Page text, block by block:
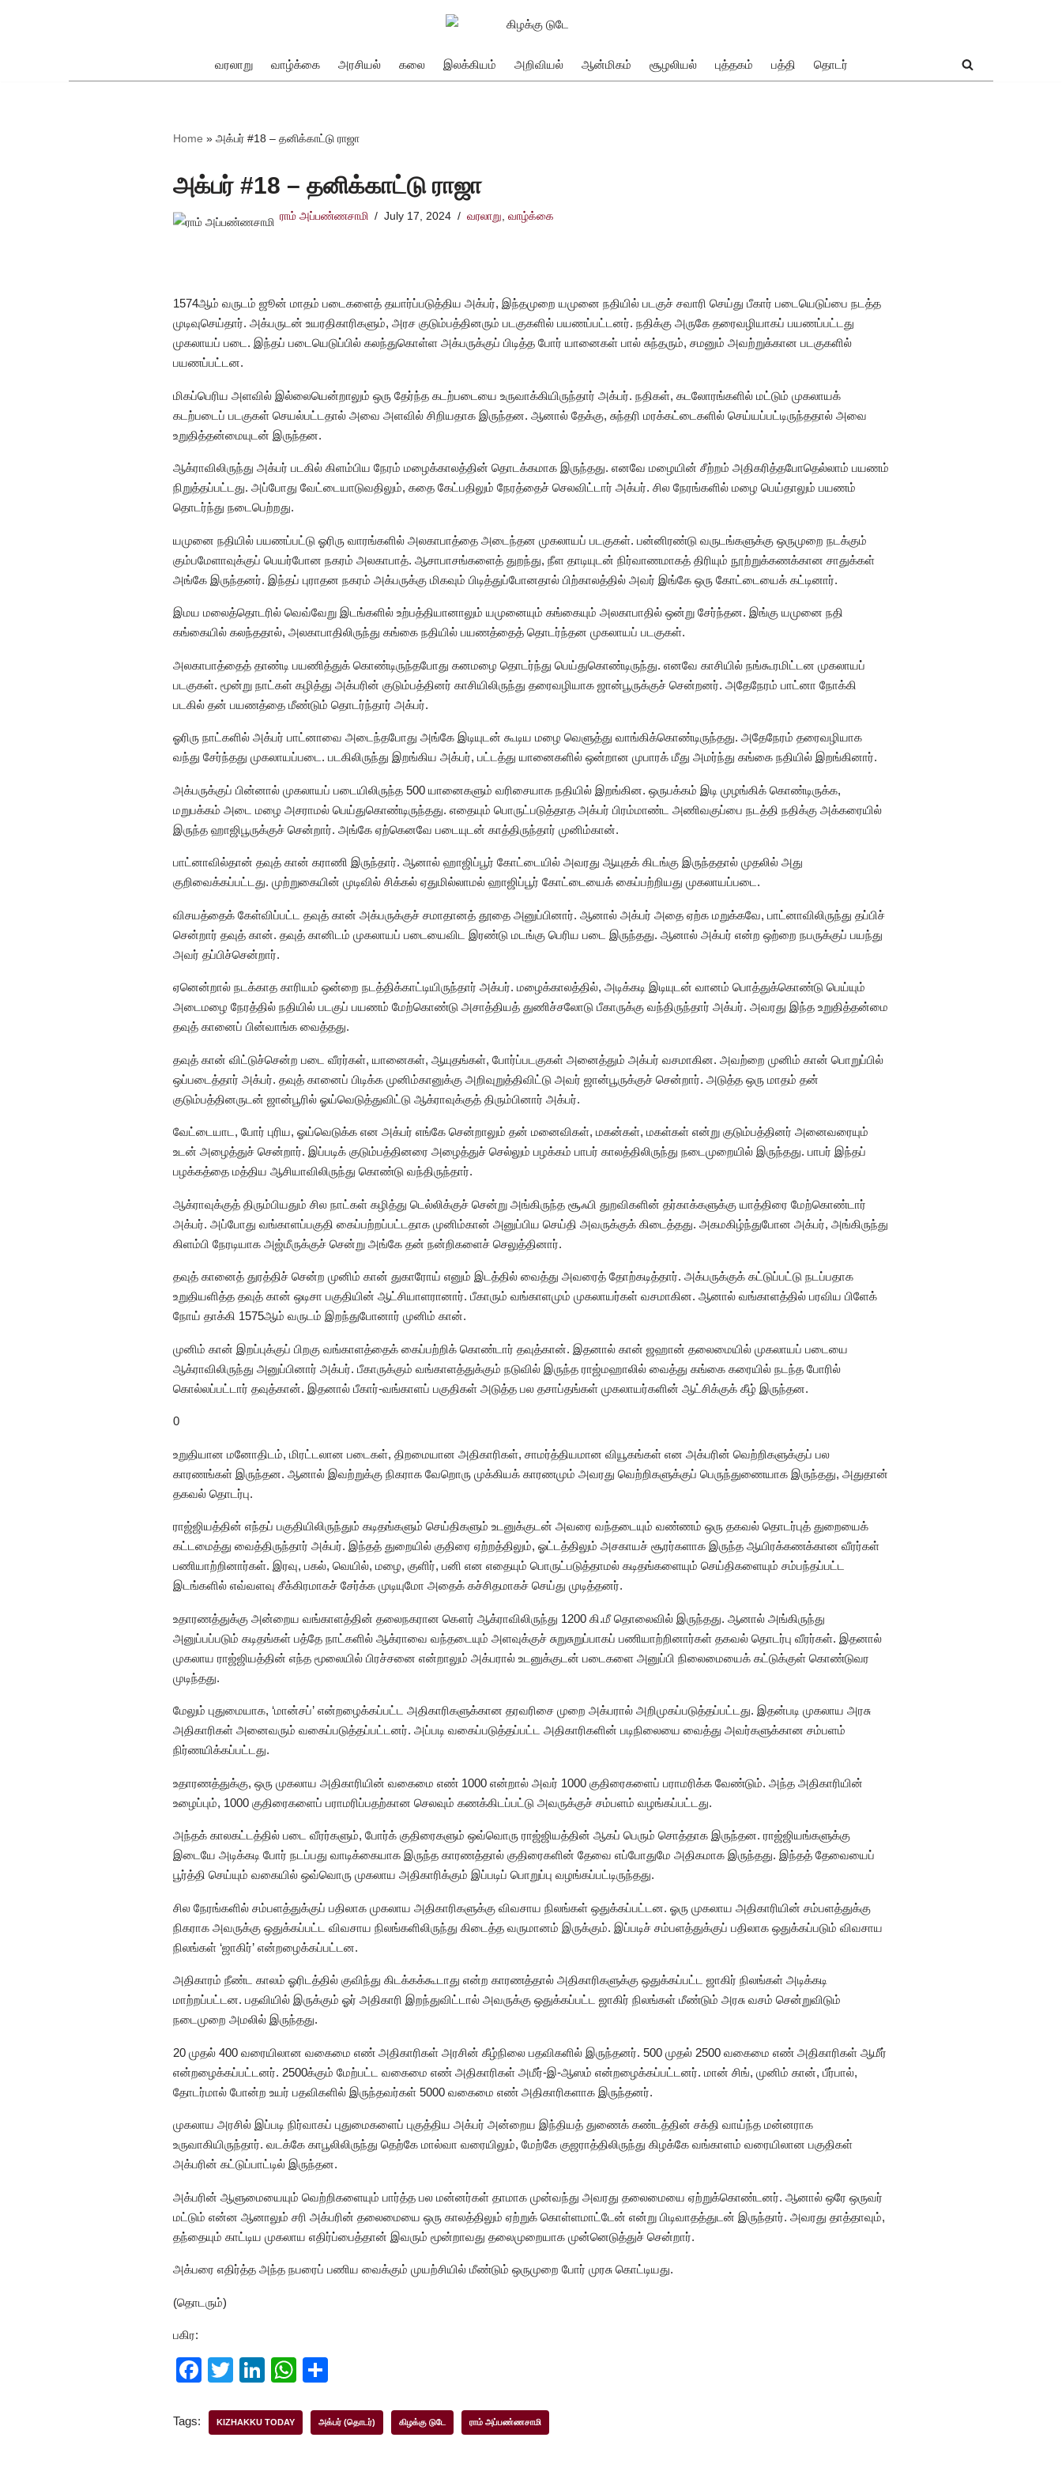
வரலாறு வாழ்க்கை அரசியல் கலை இலக்கியம் அறிவியல் ஆன்மிகம் சூழலியல் புத்தகம் பத்தி தொடர்
Home » அக்பர் #18 – தனிக்காட்டு ராஜா
அக்பர் #18 – தனிக்காட்டு ராஜா
ராம் அப்பண்ணசாமி July 17, 2024 வரலாறு, வாழ்க்கை
1574ஆம் வருடம் ஜூன் மாதம் படைகளைத் தயார்ப்படுத்திய அக்பர், இந்தமுறை யமுனை நதியில் படகுச் சவாரி செய்து பீகார் படையெடுப்பை நடத்த
முடிவுசெய்தார். அக்பருடன் உயரதிகாரிகளும், அரச குடும்பத்தினரும் படகுகளில் பயணப்பட்டனர். நதிக்கு அருகே தரைவழியாகப் பயணப்பட்டது
முகலாயப் படை. இந்தப் படையெடுப்பில் கலந்துகொள்ள அக்பருக்குப் பிடித்த போர் யானைகள் பால் சுந்தரும், சமனும் அவற்றுக்கான படகுகளில்
பயணப்பட்டன.
மிகப்பெரிய அளவில் இல்லையென்றாலும் ஒரு தேர்ந்த கடற்படையை உருவாக்கியிருந்தார் அக்பர். நதிகள், கடலோரங்களில் மட்டும் முகலாயக்
கடற்படைப் படகுகள் செயல்பட்டதால் அவை அளவில் சிறியதாக இருந்தன. ஆனால் தேக்கு, சுந்தரி மரக்கட்டைகளில் செய்யப்பட்டிருந்ததால் அவை
உறுதித்தன்மையுடன் இருந்தன.
ஆக்ராவிலிருந்து அக்பர் படகில் கிளம்பிய நேரம் மழைக்காலத்தின் தொடக்கமாக இருந்தது. எனவே மழையின் சீற்றம் அதிகரித்தபோதெல்லாம் பயணம்
நிறுத்தப்பட்டது. அப்போது வேட்டையாடுவதிலும், கதை கேட்பதிலும் நேரத்தைச் செலவிட்டார் அக்பர். சில நேரங்களில் மழை பெய்தாலும் பயணம்
தொடர்ந்து நடைபெற்றது.
யமுனை நதியில் பயணப்பட்டு ஓரிரு வாரங்களில் அலகாபாத்தை அடைந்தன முகலாயப் படகுகள். பன்னிரண்டு வருடங்களுக்கு ஒருமுறை நடக்கும்
கும்பமேளாவுக்குப் பெயர்போன நகரம் அலகாபாத். ஆசாபாசங்களைத் துறந்து, நீள தாடியுடன் நிர்வாணமாகத் திரியும் நூற்றுக்கணக்கான சாதுக்கள்
அங்கே இருந்தனர். இந்தப் புராதன நகரம் அக்பருக்கு மிகவும் பிடித்துப்போனதால் பிற்காலத்தில் அவர் இங்கே ஒரு கோட்டையைக் கட்டினார்.
இமய மலைத்தொடரில் வெவ்வேறு இடங்களில் உற்பத்தியானாலும் யமுனையும் கங்கையும் அலகாபாதில் ஒன்று சேர்ந்தன. இங்கு யமுனை நதி
கங்கையில் கலந்ததால், அலகாபாதிலிருந்து கங்கை நதியில் பயணத்தைத் தொடர்ந்தன முகலாயப் படகுகள்.
அலகாபாத்தைத் தாண்டி பயணித்துக் கொண்டிருந்தபோது கனமழை தொடர்ந்து பெய்துகொண்டிருந்து. எனவே காசியில் நங்கூரமிட்டன முகலாயப்
படகுகள். மூன்று நாட்கள் கழித்து அக்பரின் குடும்பத்தினர் காசியிலிருந்து தரைவழியாக ஜான்பூருக்குச் சென்றனர். அதேநேரம் பாட்னா நோக்கி
படகில் தன் பயணத்தை மீண்டும் தொடர்ந்தார் அக்பர்.
ஓரிரு நாட்களில் அக்பர் பாட்னாவை அடைந்தபோது அங்கே இடியுடன் கூடிய மழை வெளுத்து வாங்கிக்கொண்டிருந்தது. அதேநேரம் தரைவழியாக
வந்து சேர்ந்தது முகலாயப்படை. படகிலிருந்து இறங்கிய அக்பர், பட்டத்து யானைகளில் ஒன்றான முபாரக் மீது அமர்ந்து கங்கை நதியில் இறங்கினார்.
அக்பருக்குப் பின்னால் முகலாயப் படையிலிருந்த 500 யானைகளும் வரிசையாக நதியில் இறங்கின. ஒருபக்கம் இடி முழங்கிக் கொண்டிருக்க,
மறுபக்கம் அடை மழை அசராமல் பெய்துகொண்டிருந்தது. எதையும் பொருட்படுத்தாத அக்பர் பிரம்மாண்ட அணிவகுப்பை நடத்தி நதிக்கு அக்கரையில்
இருந்த ஹாஜிபூருக்குச் சென்றார். அங்கே ஏற்கெனவே படையுடன் காத்திருந்தார் முனிம்கான்.
பாட்னாவில்தான் தவுத் கான் கராணி இருந்தார். ஆனால் ஹாஜிப்பூர் கோட்டையில் அவரது ஆயுதக் கிடங்கு இருந்ததால் முதலில் அது
குறிவைக்கப்பட்டது. முற்றுகையின் முடிவில் சிக்கல் ஏதுமில்லாமல் ஹாஜிப்பூர் கோட்டையைக் கைப்பற்றியது முகலாயப்படை.
விசயத்தைக் கேள்விப்பட்ட தவுத் கான் அக்பருக்குச் சமாதானத் தூதை அனுப்பினார். ஆனால் அக்பர் அதை ஏற்க மறுக்கவே, பாட்னாவிலிருந்து தப்பிச்
சென்றார் தவுத் கான். தவுத் கானிடம் முகலாயப் படையைவிட இரண்டு மடங்கு பெரிய படை இருந்தது. ஆனால் அக்பர் என்ற ஒற்றை நபருக்குப் பயந்து
அவர் தப்பிச்சென்றார்.
ஏனென்றால் நடக்காத காரியம் ஒன்றை நடத்திக்காட்டியிருந்தார் அக்பர். மழைக்காலத்தில், அடிக்கடி இடியுடன் வானம் பொத்துக்கொண்டு பெய்யும்
அடைமழை நேரத்தில் நதியில் படகுப் பயணம் மேற்கொண்டு அசாத்தியத் துணிச்சலோடு பீகாருக்கு வந்திருந்தார் அக்பர். அவரது இந்த உறுதித்தன்மை
தவுத் கானைப் பின்வாங்க வைத்தது.
தவுத் கான் விட்டுச்சென்ற படை வீரர்கள், யானைகள், ஆயுதங்கள், போர்ப்படகுகள் அனைத்தும் அக்பர் வசமாகின. அவற்றை முனிம் கான் பொறுப்பில்
ஒப்படைத்தார் அக்பர். தவுத் கானைப் பிடிக்க முனிம்கானுக்கு அறிவுறுத்திவிட்டு அவர் ஜான்பூருக்குச் சென்றார். அடுத்த ஒரு மாதம் தன்
குடும்பத்தினருடன் ஜான்பூரில் ஓய்வெடுத்துவிட்டு ஆக்ராவுக்குத் திரும்பினார் அக்பர்.
வேட்டையாட, போர் புரிய, ஓய்வெடுக்க என அக்பர் எங்கே சென்றாலும் தன் மனைவிகள், மகன்கள், மகள்கள் என்று குடும்பத்தினர் அனைவரையும்
உடன் அழைத்துச் சென்றார். இப்படிக் குடும்பத்தினரை அழைத்துச் செல்லும் பழக்கம் பாபர் காலத்திலிருந்து நடைமுறையில் இருந்தது. பாபர் இந்தப்
பழக்கத்தை மத்திய ஆசியாவிலிருந்து கொண்டு வந்திருந்தார்.
ஆக்ராவுக்குத் திரும்பியதும் சில நாட்கள் கழித்து டெல்லிக்குச் சென்று அங்கிருந்த சூஃபி துறவிகளின் தர்காக்களுக்கு யாத்திரை மேற்கொண்டார்
அக்பர். அப்போது வங்காளப்பகுதி கைப்பற்றப்பட்டதாக முனிம்கான் அனுப்பிய செய்தி அவருக்குக் கிடைத்தது. அகமகிழ்ந்துபோன அக்பர், அங்கிருந்து
கிளம்பி நேரடியாக அஜ்மீருக்குச் சென்று அங்கே தன் நன்றிகளைச் செலுத்தினார்.
தவுத் கானைத் துரத்திச் சென்ற முனிம் கான் துகாரோய் எனும் இடத்தில் வைத்து அவரைத் தோற்கடித்தார். அக்பருக்குக் கட்டுப்பட்டு நடப்பதாக
உறுதியளித்த தவுத் கான் ஒடிசா பகுதியின் ஆட்சியாளரானார். பீகாரும் வங்காளமும் முகலாயர்கள் வசமாகின. ஆனால் வங்காளத்தில் பரவிய பிளேக்
நோய் தாக்கி 1575ஆம் வருடம் இறந்துபோனார் முனிம் கான்.
முனிம் கான் இறப்புக்குப் பிறகு வங்காளத்தைக் கைப்பற்றிக் கொண்டார் தவுத்கான். இதனால் கான் ஜஹான் தலைமையில் முகலாயப் படையை
ஆக்ராவிலிருந்து அனுப்பினார் அக்பர். பீகாருக்கும் வங்காளத்துக்கும் நடுவில் இருந்த ராஜ்மஹாலில் வைத்து கங்கை கரையில் நடந்த போரில்
கொல்லப்பட்டார் தவுத்கான். இதனால் பீகார்-வங்காளப் பகுதிகள் அடுத்த பல தசாப்தங்கள் முகலாயர்களின் ஆட்சிக்குக் கீழ் இருந்தன.
0
உறுதியான மனோதிடம், மிரட்டலான படைகள், திறமையான அதிகாரிகள், சாமர்த்தியமான வியூகங்கள் என அக்பரின் வெற்றிகளுக்குப் பல
காரணங்கள் இருந்தன. ஆனால் இவற்றுக்கு நிகராக வேறொரு முக்கியக் காரணமும் அவரது வெற்றிகளுக்குப் பெருந்துணையாக இருந்தது, அதுதான்
தகவல் தொடர்பு.
ராஜ்ஜியத்தின் எந்தப் பகுதியிலிருந்தும் கடிதங்களும் செய்திகளும் உடனுக்குடன் அவரை வந்தடையும் வண்ணம் ஒரு தகவல் தொடர்புத் துறையைக்
கட்டமைத்து வைத்திருந்தார் அக்பர். இந்தத் துறையில் குதிரை ஏற்றத்திலும், ஓட்டத்திலும் அசகாயச் சூரர்களாக இருந்த ஆயிரக்கணக்கான வீரர்கள்
பணியாற்றினார்கள். இரவு, பகல், வெயில், மழை, குளிர், பனி என எதையும் பொருட்படுத்தாமல் கடிதங்களையும் செய்திகளையும் சம்பந்தப்பட்ட
இடங்களில் எவ்வளவு சீக்கிரமாகச் சேர்க்க முடியுமோ அதைக் கச்சிதமாகச் செய்து முடித்தனர்.
உதாரணத்துக்கு அன்றைய வங்காளத்தின் தலைநகரான கௌர் ஆக்ராவிலிருந்து 1200 கி.மீ தொலைவில் இருந்தது. ஆனால் அங்கிருந்து
அனுப்பப்படும் கடிதங்கள் பத்தே நாட்களில் ஆக்ராவை வந்தடையும் அளவுக்குச் சுறுசுறுப்பாகப் பணியாற்றினார்கள் தகவல் தொடர்பு வீரர்கள். இதனால்
முகலாய ராஜ்ஜியத்தின் எந்த மூலையில் பிரச்சனை என்றாலும் அக்பரால் உடனுக்குடன் படைகளை அனுப்பி நிலைமையைக் கட்டுக்குள் கொண்டுவர
முடிந்தது.
மேலும் புதுமையாக, ‘மான்சப்’ என்றழைக்கப்பட்ட அதிகாரிகளுக்கான தரவரிசை முறை அக்பரால் அறிமுகப்படுத்தப்பட்டது. இதன்படி முகலாய அரசு
அதிகாரிகள் அனைவரும் வகைப்படுத்தப்பட்டனர். அப்படி வகைப்படுத்தப்பட்ட அதிகாரிகளின் படிநிலையை வைத்து அவர்களுக்கான சம்பளம்
நிர்ணயிக்கப்பட்டது.
உதாரணத்துக்கு, ஒரு முகலாய அதிகாரியின் வகைமை எண் 1000 என்றால் அவர் 1000 குதிரைகளைப் பராமரிக்க வேண்டும். அந்த அதிகாரியின்
உழைப்பும், 1000 குதிரைகளைப் பராமரிப்பதற்கான செலவும் கணக்கிடப்பட்டு அவருக்குச் சம்பளம் வழங்கப்பட்டது.
அந்தக் காலகட்டத்தில் படை வீரர்களும், போர்க் குதிரைகளும் ஒவ்வொரு ராஜ்ஜியத்தின் ஆகப் பெரும் சொத்தாக இருந்தன. ராஜ்ஜியங்களுக்கு
இடையே அடிக்கடி போர் நடப்பது வாடிக்கையாக இருந்த காரணத்தால் குதிரைகளின் தேவை எப்போதுமே அதிகமாக இருந்தது. இந்தத் தேவையைப்
பூர்த்தி செய்யும் வகையில் ஒவ்வொரு முகலாய அதிகாரிக்கும் இப்படிப் பொறுப்பு வழங்கப்பட்டிருந்தது.
சில நேரங்களில் சம்பளத்துக்குப் பதிலாக முகலாய அதிகாரிகளுக்கு விவசாய நிலங்கள் ஒதுக்கப்பட்டன. ஓரு முகலாய அதிகாரியின் சம்பளத்துக்கு
நிகராக அவருக்கு ஒதுக்கப்பட்ட விவசாய நிலங்களிலிருந்து கிடைத்த வருமானம் இருக்கும். இப்படிச் சம்பளத்துக்குப் பதிலாக ஒதுக்கப்படும் விவசாய
நிலங்கள் ‘ஜாகிர்’ என்றழைக்கப்பட்டன.
அதிகாரம் நீண்ட காலம் ஓரிடத்தில் குவிந்து கிடக்கக்கூடாது என்ற காரணத்தால் அதிகாரிகளுக்கு ஒதுக்கப்பட்ட ஜாகிர் நிலங்கள் அடிக்கடி
மாற்றப்பட்டன. பதவியில் இருக்கும் ஓர் அதிகாரி இறந்துவிட்டால் அவருக்கு ஒதுக்கப்பட்ட ஜாகிர் நிலங்கள் மீண்டும் அரசு வசம் சென்றுவிடும்
நடைமுறை அமலில் இருந்தது.
20 முதல் 400 வரையிலான வகைமை எண் அதிகாரிகள் அரசின் கீழ்நிலை பதவிகளில் இருந்தனர். 500 முதல் 2500 வகைமை எண் அதிகாரிகள் ஆமீர்
என்றழைக்கப்பட்டனர். 2500க்கும் மேற்பட்ட வகைமை எண் அதிகாரிகள் அமீர்-இ-ஆஸம் என்றழைக்கப்பட்டனர். மான் சிங், முனிம் கான், பீர்பால்,
தோடர்மால் போன்ற உயர் பதவிகளில் இருந்தவர்கள் 5000 வகைமை எண் அதிகாரிகளாக இருந்தனர்.
முகலாய அரசில் இப்படி நிர்வாகப் புதுமைகளைப் புகுத்திய அக்பர் அன்றைய இந்தியத் துணைக் கண்டத்தின் சக்தி வாய்ந்த மன்னராக
உருவாகியிருந்தார். வடக்கே காபூலிலிருந்து தெற்கே மால்வா வரையிலும், மேற்கே குஜராத்திலிருந்து கிழக்கே வங்காளம் வரையிலான பகுதிகள்
அக்பரின் கட்டுப்பாட்டில் இருந்தன.
அக்பரின் ஆளுமையையும் வெற்றிகளையும் பார்த்த பல மன்னர்கள் தாமாக முன்வந்து அவரது தலைமையை ஏற்றுக்கொண்டனர். ஆனால் ஒரே ஒருவர்
மட்டும் என்ன ஆனாலும் சரி அக்பரின் தலைமையை ஒரு காலத்திலும் ஏற்றுக் கொள்ளமாட்டேன் என்று பிடிவாதத்துடன் இருந்தார். அவரது தாத்தாவும்,
தந்தையும் காட்டிய முகலாய எதிர்ப்பைத்தான் இவரும் மூன்றாவது தலைமுறையாக முன்னெடுத்துச் சென்றார்.
அக்பரை எதிர்த்த அந்த நபரைப் பணிய வைக்கும் முயற்சியில் மீண்டும் ஒருமுறை போர் முரசு கொட்டியது.
(தொடரும்)
பகிர:
F
c
T
tt
Li
k
W
at ar
Tags: KIZHAKKU TODAY அக்பர் (தொடர்) கிழக்கு டுடே ராம் அப்பண்ணசாமி